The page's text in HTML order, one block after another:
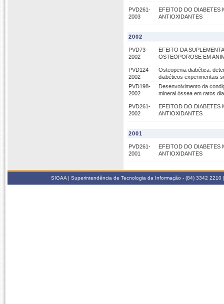
PVD261-
2003
EFEITOD DO DIABETES
ANTIOXIDANTES
2002
PVD73-
2002
EFEITO DA
OSTEOPOROSE EM
PVD124-
2002
Osteopenia diabética:
diabéticos experimentais
PVD198-
2002
Desenvolvimento da
mineral óssea em ratos
PVD261-
2002
EFEITOD DO DIABETES
ANTIOXIDANTES
2001
PVD261-
2001
EFEITOD DO DIABETES
ANTIOXIDANTES
SIGAA | Superintendência de Tecnologia da Informação - (84) 3342